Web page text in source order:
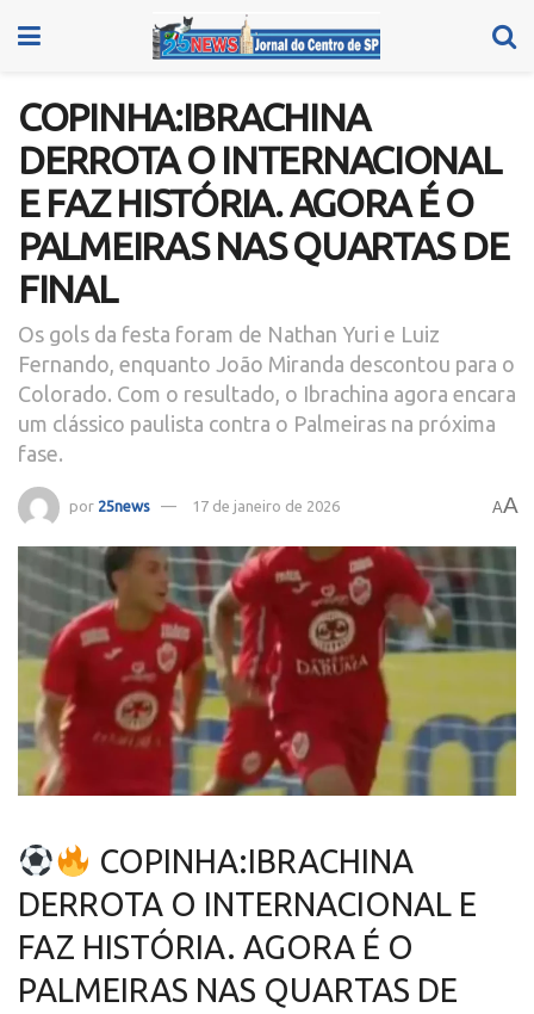
COPINHA:IBRACHINA
DERROTA O INTERNACIONAL
E FAZ HISTÓRIA. AGORA É O
PALMEIRAS NAS QUARTAS DE
FINAL
Os gols da festa foram de Nathan Yuri e Luiz
Fernando, enquanto João Miranda descontou para o
Colorado. Com o resultado, o Ibrachina agora encara
um clássico paulista contra o Palmeiras na próxima
fase.
por 25news 17 de janeiro de 2026 AA
COPINHA:IBRACHINA
DERROTA O INTERNACIONAL E
FAZ HISTÓRIA. AGORA É O
PALMEIRAS NAS QUARTAS DE